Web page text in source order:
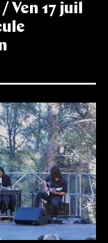
Ven 17 juil